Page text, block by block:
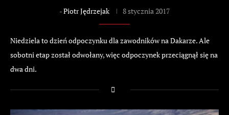
-Piotr Jędrzejak 8 stycznia 2017
Niedziela to dzień odpoczynku dla zawodników na Dakarze. Ale
sobotni etap został odwołany, więc odpoczynek przeciągnął się na
dwa dni.